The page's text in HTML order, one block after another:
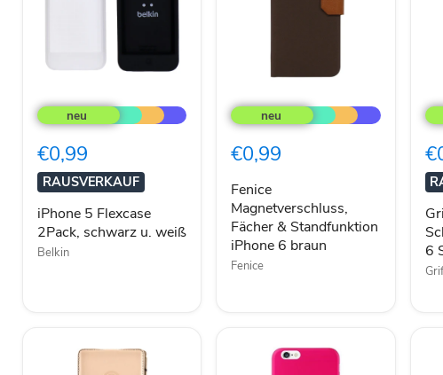
5
Flexcase
schwarz
u.
weiß
€0,99
RAUSVERKAUF
iPhone 5 Flexcase
2Pack, schwarz u. weiß
Belkin
Magnetverschluss,
Fächer
Standfunktion
6
braun
€0,99
Fenice
Magnetverschluss,
Fächer & Standfunktion
iPhone 6 braun
Fenice
6
6